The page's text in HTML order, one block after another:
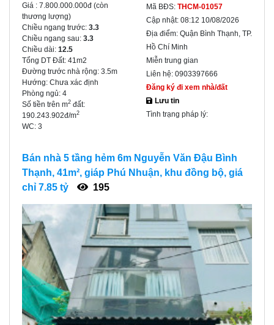
Giá : 7.800.000.000đ (còn
thương lượng)
Chiều ngang trước: 3.3
Chiều ngang sau: 3.3
Chiều dài: 12.5
Tổng DT Đất: 41m2
Đường trước nhà rộng: 3.5m
Hướng: Chưa xác định
Phòng ngủ: 4
Số tiền trên m2 đất:
190.243.902đ/m2
WC: 3
Mã BĐS: THCM-01057
Cập nhật: 08:12 10/08/2026
Địa điểm: Quận Bình Thạnh, TP.
Hồ Chí Minh
Miễn trung gian
Liên hệ: 0903397666
Đăng ký đi xem nhà/đất
Lưu tin
Tình trạng pháp lý:
Bán nhà 5 tầng hẻm 6m Nguyễn Văn Đậu Bình
Thạnh, 41m², giáp Phú Nhuận, khu đồng bộ, giá
chỉ 7.85 tỷ
195